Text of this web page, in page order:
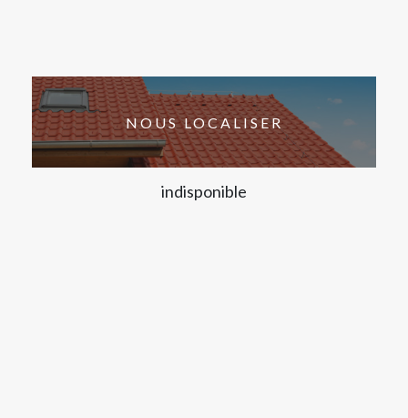
NOUS LOCALISER
indisponible